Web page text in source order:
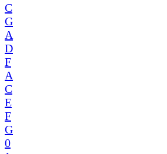
C
G
A
D
F
A
C
E
F
G
0